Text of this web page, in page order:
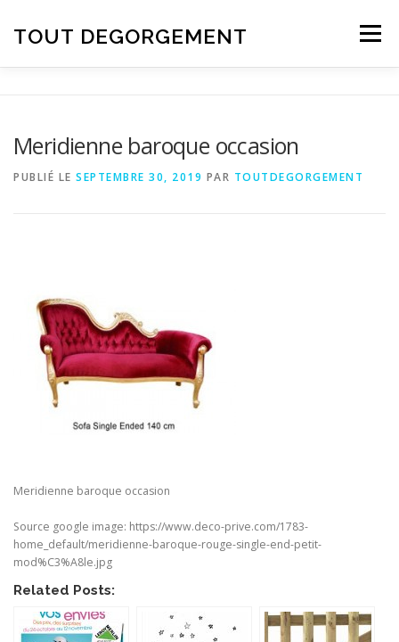
TOUT DEGORGEMENT Menu
Meridienne baroque occasion
PUBLIÉ LE SEPTEMBRE 30, 2019 PAR TOUTDEGORGEMENT
Meridienne baroque occasion
Source google image: https://www.deco-prive.com/1783-
home_default/meridienne-baroque-rouge-single-end-petit-
mod%C3%A8le.jpg
Related Posts: